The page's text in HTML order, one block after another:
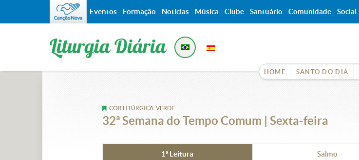
Liturgia Diária
HOME SANTO DO DIA
COR LITÚRGICA: VERDE
32ª Semana do Tempo Comum | Sexta-feira
1ª Leitura Salmo
Eventos Formação Notícias Música Clube Santuário Comunidade Social